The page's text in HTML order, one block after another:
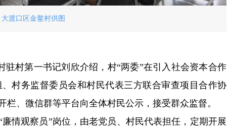
渡口区金鳌村供图
驻村第一书记刘欣介绍，村“两委”在引入社会资本合作
村务监督委员会和村民代表三方联合审查项目合作协
、微信群等平台向全体村民公示，接受群众监督。
情观察员”岗位，由老党员、村民代表担任，定期开展